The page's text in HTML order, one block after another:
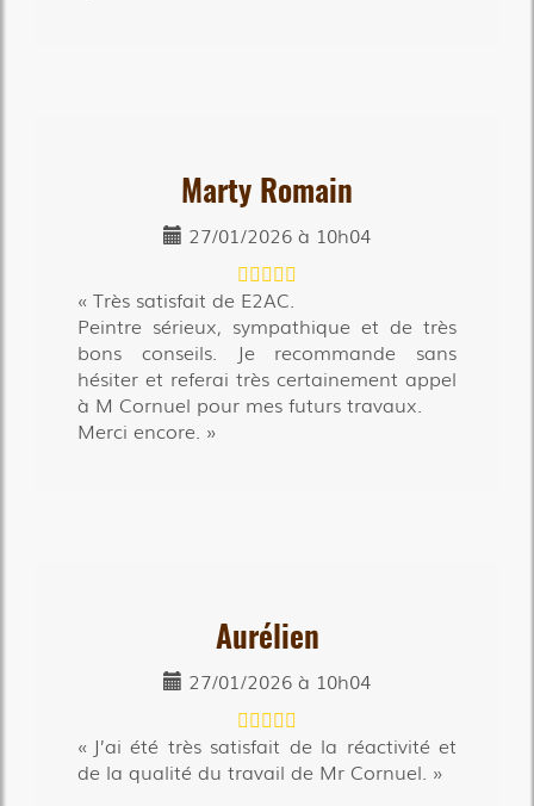
Marty Romain
27/01/2026 à 10h04
Très satisfait de E2AC.
Peintre sérieux, sympathique et de très
bons conseils. Je recommande sans
hésiter et referai très certainement appel
à M Cornuel pour mes futurs travaux.
Merci encore.
Aurélien
27/01/2026 à 10h04
J’ai été très satisfait de la réactivité et
de la qualité du travail de Mr Cornuel.